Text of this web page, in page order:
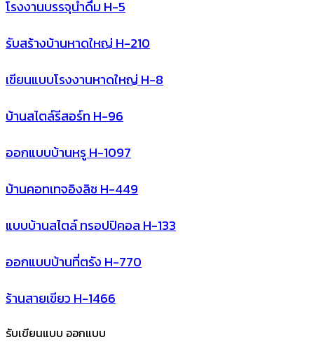
โรงงานบรรจุนํ้าดื่ม H-5
รับสร้างบ้านหาดใหญ่ H-210
เขียนแบบโรงงานหาดใหญ่ H-8
บ้านสไตล์รีสอร์ท H-96
ออกแบบบ้านหรู H-1097
บ้านคอทเทจอิงลิช H-449
แบบบ้านสไตล์ ทรอปปิคอล H-133
ออกแบบบ้านที่ตรัง H-770
ร้านสายเขียว H-1466
รับเขียนแบบ ออกแบบ